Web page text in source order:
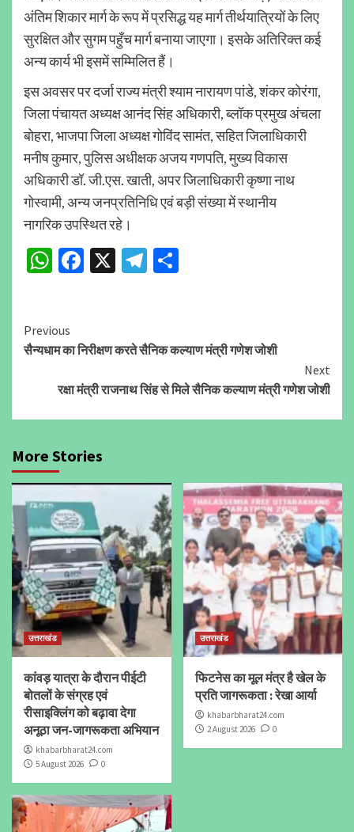
अंतिम शिकार मार्ग के रूप में प्रसिद्ध यह मार्ग तीर्थयात्रियों के लिए
सुरक्षित और सुगम पहुँच मार्ग बनाया जाएगा। इसके अतिरिक्त कई
अन्य कार्य भी इसमें सम्मिलित हैं।
इस अवसर पर दर्जा राज्य मंत्री श्याम नारायण पांडे, शंकर कोरंगा,
जिला पंचायत अध्यक्ष आनंद सिंह अधिकारी, ब्लॉक प्रमुख अंचला
बोहरा, भाजपा जिला अध्यक्ष गोविंद सामंत, सहित जिलाधिकारी
मनीष कुमार, पुलिस अधीक्षक अजय गणपति, मुख्य विकास
अधिकारी डॉ. जी.एस. खाती, अपर जिलाधिकारी कृष्णा नाथ
गोस्वामी, अन्य जनप्रतिनिधि एवं बड़ी संख्या में स्थानीय
नागरिक उपस्थित रहे।
WhatsApp
Facebook
X Telegram
Continue
Reading
Previous
सैन्यधाम का निरीक्षण करते सैनिक कल्याण मंत्री गणेश जोशी
Next
रक्षा मंत्री राजनाथ सिंह से मिले सैनिक कल्याण मंत्री गणेश जोशी
More Stories
उत्तराखंड
कांवड़ यात्रा के दौरान पीईटी
बोतलों के संग्रह एवं
रीसाइक्लिंग को बढ़ावा देगा
अनूठा जन-जागरूकता अभियान
khabarbharat24.com
5 August 2026
0
उत्तराखंड
फिटनेस का मूल मंत्र है खेल के
प्रति जागरूकता : रेखा आर्या
khabarbharat24.com
2 August 2026
0